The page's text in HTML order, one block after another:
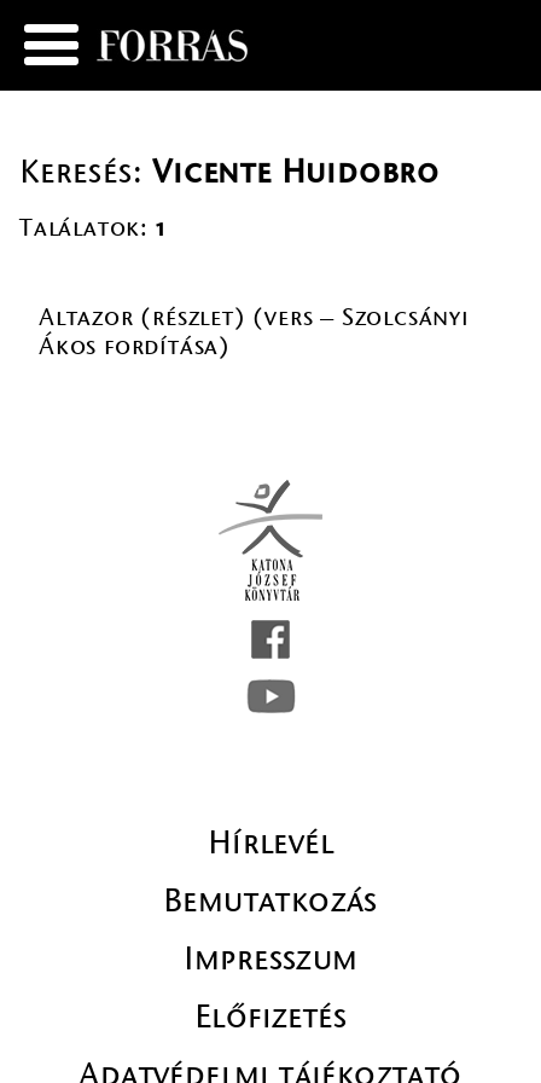
Keresés:Vicente Huidobro
Találatok: 1
Altazor (részlet) (vers – Szolcsányi
Ákos fordítása)
Hírlevél
Bemutatkozás
Impresszum
Előfizetés
Adatvédelmi tájékoztató